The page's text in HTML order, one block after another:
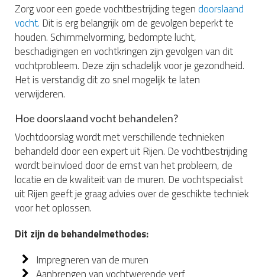
Zorg voor een goede vochtbestrijding tegendoorslaand
vocht. Dit is erg belangrijk om de gevolgen beperkt te
houden. Schimmelvorming, bedompte lucht,
beschadigingen en vochtkringen zijn gevolgen van dit
vochtprobleem. Deze zijn schadelijk voor je gezondheid.
Het is verstandig dit zo snel mogelijk te laten
verwijderen.
Hoe doorslaand vocht behandelen?
Vochtdoorslag wordt met verschillende technieken
behandeld door een expert uit Rijen. De vochtbestrijding
wordt beïnvloed door de ernst van het probleem, de
locatie en de kwaliteit van de muren. De vochtspecialist
uit Rijen geeft je graag advies over de geschikte techniek
voor het oplossen.
Dit zijn de behandelmethodes:
Impregneren van de muren